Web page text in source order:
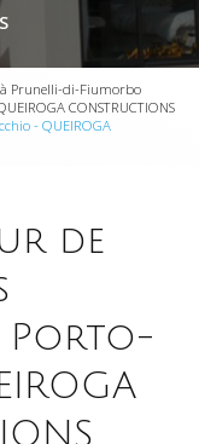
à Prunelli-di-Fiumorbo
CONSTRUCTIONS
- QUEIROGA
de
Porto-